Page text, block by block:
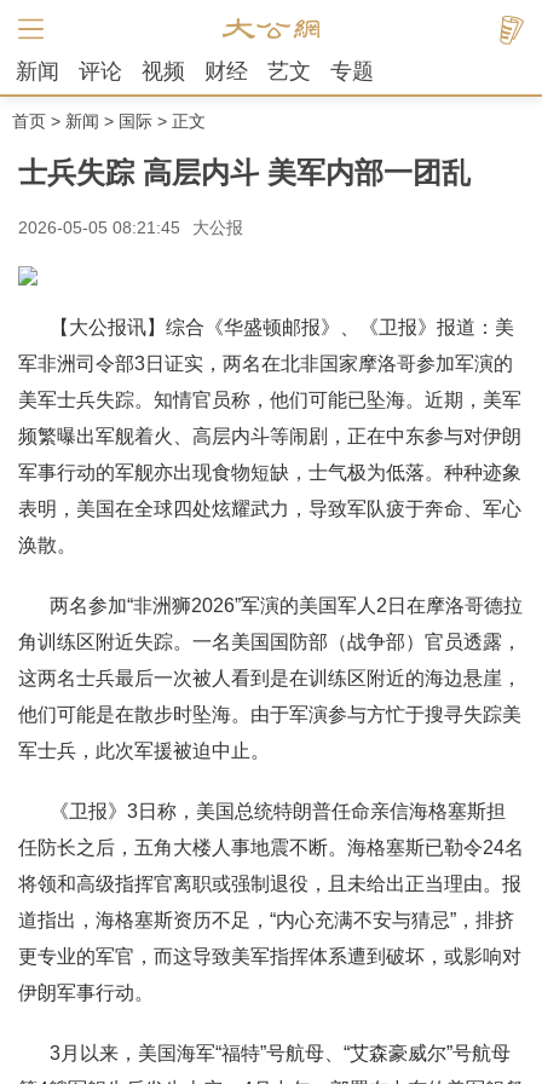
新闻 评论 视频 财经 艺文 专题
首页 > 新闻 > 国际 > 正文
士兵失踪 高层内斗 美军内部一团乱
2026-05-05 08:21:45 大公报
【大公报讯】综合《华盛顿邮报》、《卫报》报道：美
军非洲司令部3日证实，两名在北非国家摩洛哥参加军演的
美军士兵失踪。知情官员称，他们可能已坠海。近期，美军
频繁曝出军舰着火、高层内斗等闹剧，正在中东参与对伊朗
军事行动的军舰亦出现食物短缺，士气极为低落。种种迹象
表明，美国在全球四处炫耀武力，导致军队疲于奔命、军心
涣散。
两名参加“非洲狮2026”军演的美国军人2日在摩洛哥德拉
角训练区附近失踪。一名美国国防部（战争部）官员透露，
这两名士兵最后一次被人看到是在训练区附近的海边悬崖，
他们可能是在散步时坠海。由于军演参与方忙于搜寻失踪美
军士兵，此次军援被迫中止。
《卫报》3日称，美国总统特朗普任命亲信海格塞斯担
任防长之后，五角大楼人事地震不断。海格塞斯已勒令24名
将领和高级指挥官离职或强制退役，且未给出正当理由。报
道指出，海格塞斯资历不足，“内心充满不安与猜忌”，排挤
更专业的军官，而这导致美军指挥体系遭到破坏，或影响对
伊朗军事行动。
3月以来，美国海军“福特”号航母、“艾森豪威尔”号航母